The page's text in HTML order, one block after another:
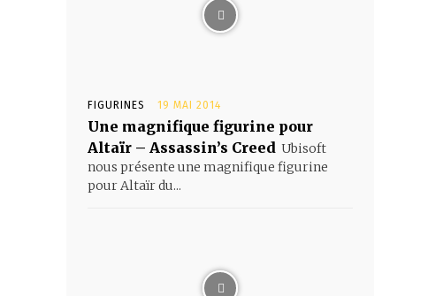
FIGURINES 19 MAI 2014
Une magnifique figurine pour
Altaïr – Assassin’s Creed Ubisoft
nous présente une magnifique figurine
pour Altaïr du...